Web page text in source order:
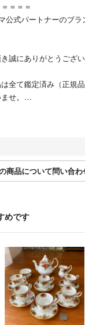
＝＝＝
公式パートナーのブ
誠にありがとうござい
全て鑑定済み（正規
せ。
都公安委員会 /古物商
おりません。
＝＝＝＝
クマ公式パートナー
law/a078/
商品について問い合わ
めです